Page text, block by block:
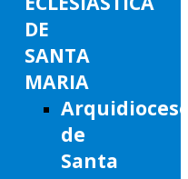
DE
SANTA
MARIA
de
Santa